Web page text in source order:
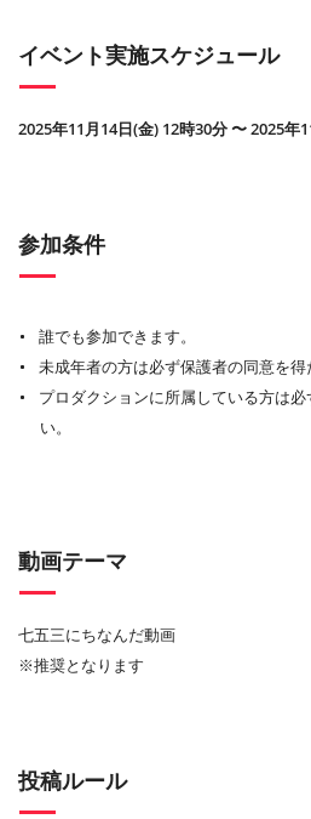
イベント実施スケジュール
2025年11月14日(金) 12時30分 〜 2025年
参加条件
誰でも参加できます。
未成年者の方は必ず保護者の同意を得
プロダクションに所属している方は
い。
動画テーマ
七五三にちなんだ動画
※推奨となります
投稿ルール